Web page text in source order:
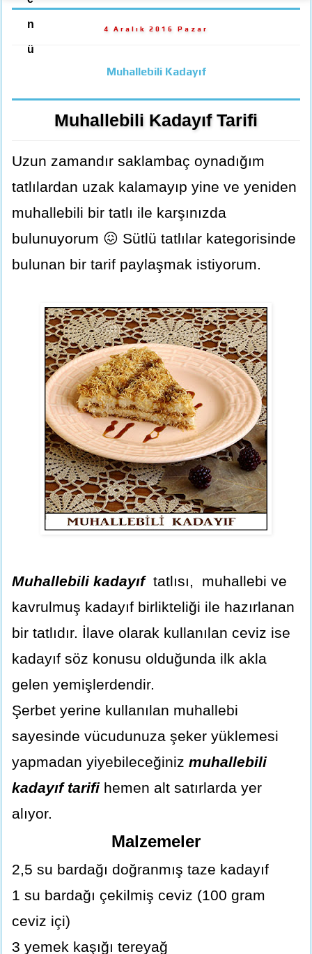
n
ü
4 Aralık 2016 Pazar
Muhallebili Kadayıf
Muhallebili Kadayıf Tarifi
Uzun zamandır saklambaç oynadığım
tatlılardan uzak kalamayıp yine ve yeniden
muhallebili bir tatlı ile karşınızda
bulunuyorum 😖 Sütlü tatlılar kategorisinde
bulunan bir tarif paylaşmak istiyorum.
Muhallebili kadayıf tatlısı, muhallebi ve
kavrulmuş kadayıf birlikteliği ile hazırlanan
bir tatlıdır. İlave olarak kullanılan ceviz ise
kadayıf söz konusu olduğunda ilk akla
gelen yemişlerdendir.
Şerbet yerine kullanılan muhallebi
sayesinde vücudunuza şeker yüklemesi
yapmadan yiyebileceğiniz muhallebili
kadayıf tarifi hemen alt satırlarda yer
alıyor.
Malzemeler
2,5 su bardağı doğranmış taze kadayıf
1 su bardağı çekilmiş ceviz (100 gram
ceviz içi)
3 yemek kaşığı tereyağ